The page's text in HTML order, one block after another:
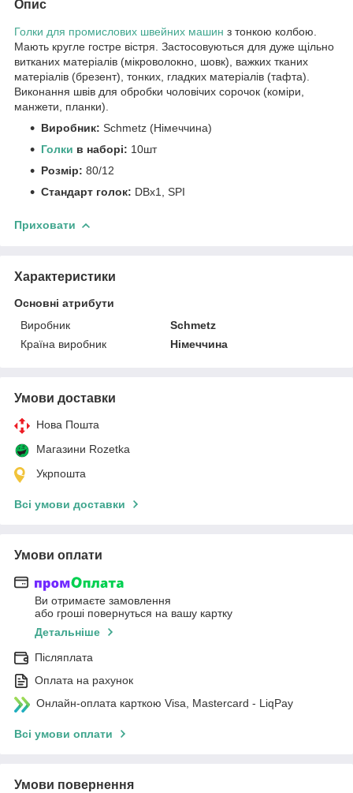
Опис
Голки для промислових швейних машин з тонкою колбою.
Мають кругле гостре вістря. Застосовуються для дуже щільно
витканих матеріалів (мікроволокно, шовк), важких тканих
матеріалів (брезент), тонких, гладких матеріалів (тафта).
Виконання швів для обробки чоловічих сорочок (коміри,
манжети, планки).
Виробник: Schmetz (Німеччина)
Голки в наборі: 10шт
Розмір: 80/12
Стандарт голок: DBx1, SPI
Приховати
Характеристики
Основні атрибути
Виробник
Schmetz
Країна виробник
Німеччина
Умови доставки
Нова Пошта
Магазини Rozetka
Укрпошта
Всі умови доставки
Умови оплати
Ви отримаєте замовлення
або гроші повернуться на вашу картку
Детальніше
Післяплата
Оплата на рахунок
Онлайн-оплата карткою Visa, Mastercard - LiqPay
Всі умови оплати
Умови повернення